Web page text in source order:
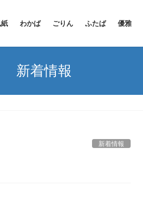
わかば ごりん ふたば 優雅
新着情報
新着情報